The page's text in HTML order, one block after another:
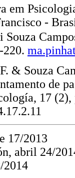
em
-
& Souza
de
17
17/2013
abril 24/
2014